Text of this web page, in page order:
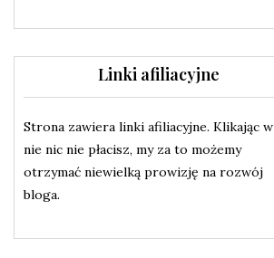
Linki afiliacyjne
Strona zawiera linki afiliacyjne. Klikając w
nie nic nie płacisz, my za to możemy
otrzymać niewielką prowizję na rozwój
bloga.